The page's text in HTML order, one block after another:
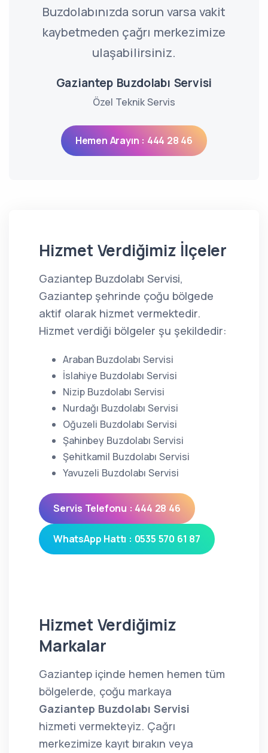
Buzdolabınızda sorun varsa vakit
kaybetmeden çağrı merkezimize
ulaşabilirsiniz.
Gaziantep Buzdolabı Servisi
Özel Teknik Servis
Hemen Arayın : 444 28 46
Hizmet Verdiğimiz İlçeler
Gaziantep Buzdolabı Servisi,
Gaziantep şehrinde çoğu bölgede
aktif olarak hizmet vermektedir.
Hizmet verdiği bölgeler şu şekildedir:
Araban Buzdolabı Servisi
İslahiye Buzdolabı Servisi
Nizip Buzdolabı Servisi
Nurdağı Buzdolabı Servisi
Oğuzeli Buzdolabı Servisi
Şahinbey Buzdolabı Servisi
Şehitkamil Buzdolabı Servisi
Yavuzeli Buzdolabı Servisi
Servis Telefonu : 444 28 46
WhatsApp Hattı : 0535 570 61 87
Hizmet Verdiğimiz
Markalar
Gaziantep içinde hemen hemen tüm
bölgelerde, çoğu markaya
Gaziantep Buzdolabı Servisi
hizmeti vermekteyiz. Çağrı
merkezimize kayıt bırakın veya